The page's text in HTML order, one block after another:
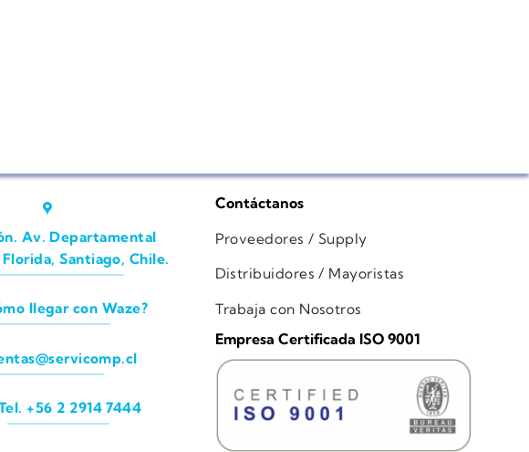
Av. Departamental
Florida, Santiago, Chile.
llegar con Waze?
+56 2 2914 7444
Contáctanos
Proveedores / Supply
Distribuidores / Mayoristas
Trabaja con Nosotros
Empresa Certificada ISO 9001